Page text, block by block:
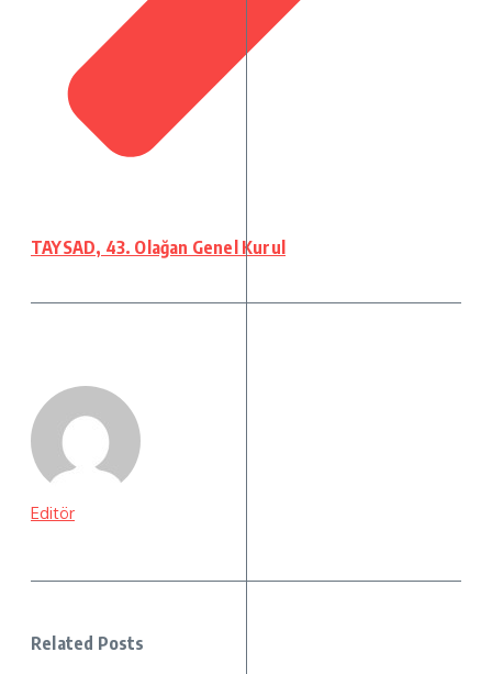
TAYSAD, 43. Olağan Genel Kurul
Editör
Related Posts